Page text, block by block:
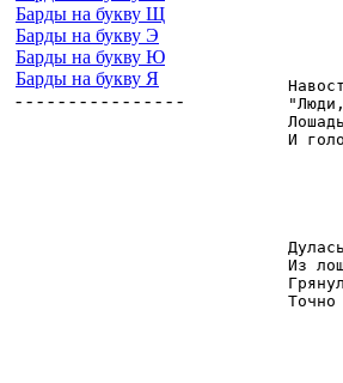
Барды на букву Щ
Барды на букву Э
Барды на букву Ю
Барды на букву Я
- - - - - - - - - - - - - - - -
И
Из
Точно